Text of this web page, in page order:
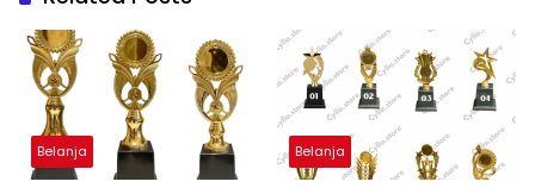
Belanja Belanja